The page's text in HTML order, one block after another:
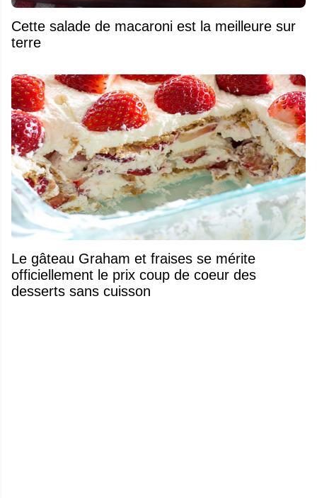
Cette salade de macaroni est la meilleure sur
terre
Le gâteau Graham et fraises se mérite
officiellement le prix coup de coeur des
desserts sans cuisson